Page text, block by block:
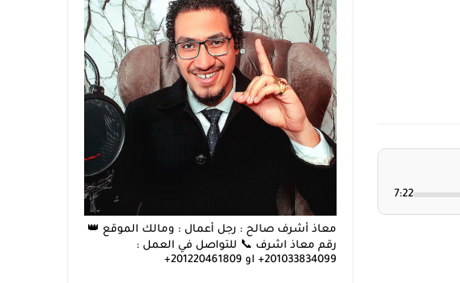
7:22
معاذ أشرف صالح : رجل أعمال : ومالك الموقع 👑
رقم معاذ اشرف 📞 للتواصل في العمل :
201033834099+ او 201220461809+